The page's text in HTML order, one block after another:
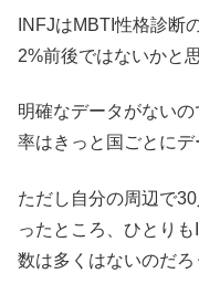
INFJはMBTI性格診断
2%前後ではないかと
明確なデータがない
率はきっと国ごとにデ
ただし自分の周辺で
ったところ、ひとり
数は多くはないのだろ